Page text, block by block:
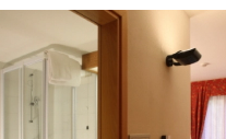
de l'environnement,
à choisir des
pain, des gâteaux, des
Pour les intolérants
petite sélection de